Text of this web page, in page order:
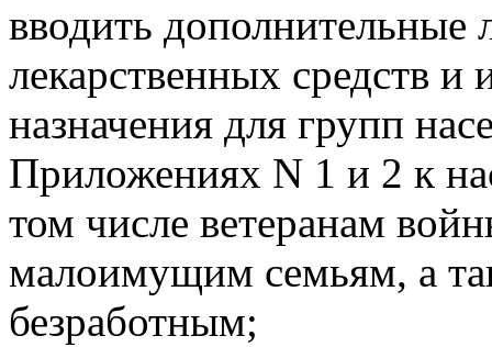
вводить дополнительные
лекарственных средств и
назначения для групп
Приложениях N 1 и 2 к
том числе ветеранам
малоимущим семьям, а
безработным;